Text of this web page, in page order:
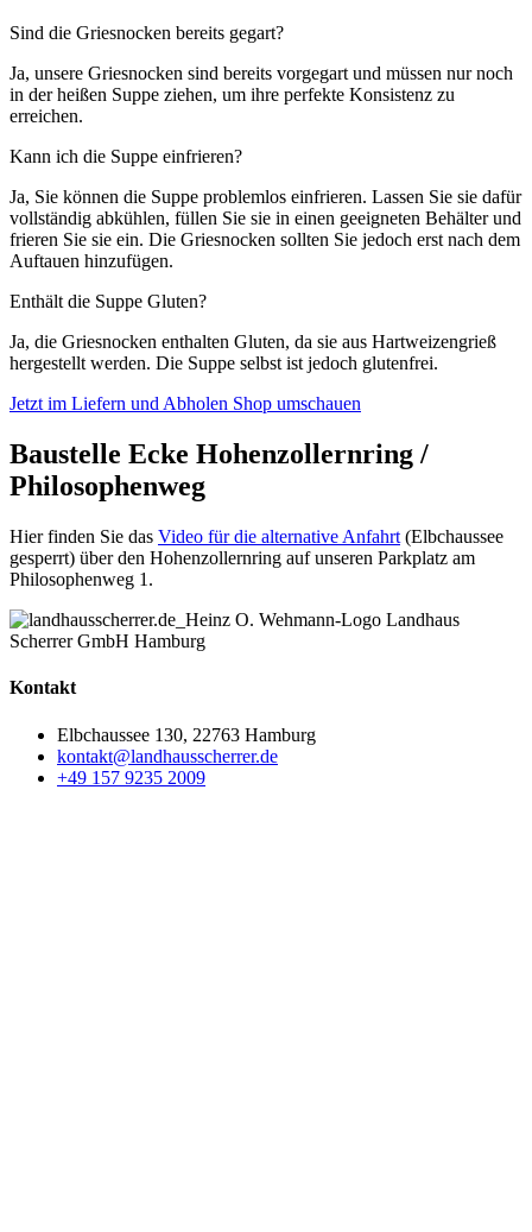
Sind die Griesnocken bereits gegart?
Ja, unsere Griesnocken sind bereits vorgegart und müssen nur noch
in der heißen Suppe ziehen, um ihre perfekte Konsistenz zu
erreichen.
Kann ich die Suppe einfrieren?
Ja, Sie können die Suppe problemlos einfrieren. Lassen Sie sie dafür
vollständig abkühlen, füllen Sie sie in einen geeigneten Behälter und
frieren Sie sie ein. Die Griesnocken sollten Sie jedoch erst nach dem
Auftauen hinzufügen.
Enthält die Suppe Gluten?
Ja, die Griesnocken enthalten Gluten, da sie aus Hartweizengrieß
hergestellt werden. Die Suppe selbst ist jedoch glutenfrei.
Jetzt im Liefern und Abholen Shop umschauen
Baustelle Ecke Hohenzollernring /
Philosophenweg
Hier finden Sie das Video für die alternative Anfahrt (Elbchaussee
gesperrt) über den Hohenzollernring auf unseren Parkplatz am
Philosophenweg 1.
Kontakt
Elbchaussee 130, 22763 Hamburg
kontakt@landhausscherrer.de
+49 157 9235 2009